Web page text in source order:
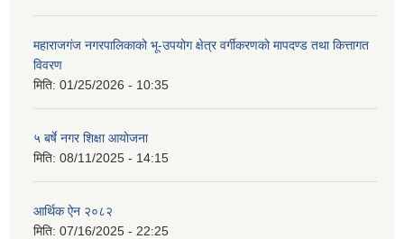
महाराजगंज नगरपालिकाको भू-उपयोग क्षेत्र वर्गीकरणको मापदण्ड तथा कित्तागत
विवरण
मिति: 01/25/2026 - 10:35
५ बर्षे नगर शिक्षा आयोजना
मिति: 08/11/2025 - 14:15
आर्थिक ऐन २०८२
मिति: 07/16/2025 - 22:25